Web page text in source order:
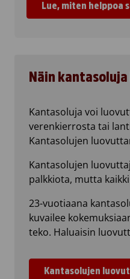
Lue, miten helppoa
Näin
Kantasoluja voi
verenkierrosta tai
Kantasolujen
Kantasolujen
palkkiota, mutta
23-vuotiaana
kuvailee
teko. Haluaisin
Kantasolujen